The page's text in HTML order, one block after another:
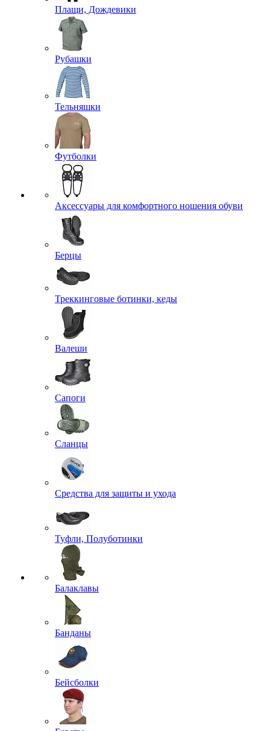
Плащи, Дождевики
Рубашки
Тельняшки
Футболки
Аксессуары для комфортного ношения обуви
Берцы
Треккинговые ботинки, кеды
Валеши
Сапоги
Сланцы
Средства для защиты и ухода
Туфли, Полуботинки
Балаклавы
Банданы
Бейсболки